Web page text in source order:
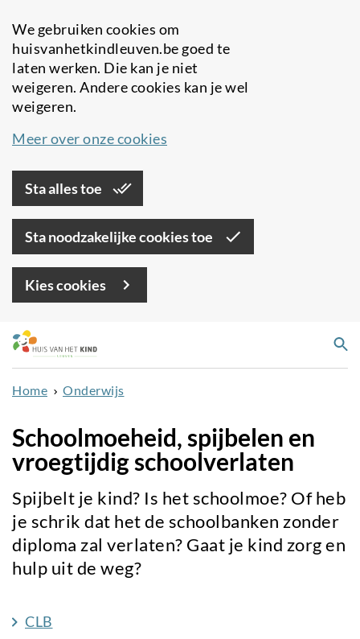
We gebruiken cookies om
huisvanhetkindleuven.be goed te
laten werken. Die kan je niet
weigeren. Andere cookies kan je wel
weigeren.
Meer over onze cookies
Sta alles toe
Sta noodzakelijke cookies toe
Kies cookies
Overslaan
en
naar
de
gaan
Home Onderwijs
Schoolmoeheid, spijbelen en
vroegtijdig schoolverlaten
Spijbelt je kind? Is het schoolmoe? Of heb
je schrik dat het de schoolbanken zonder
diploma zal verlaten? Gaat je kind zorg en
hulp uit de weg?
CLB